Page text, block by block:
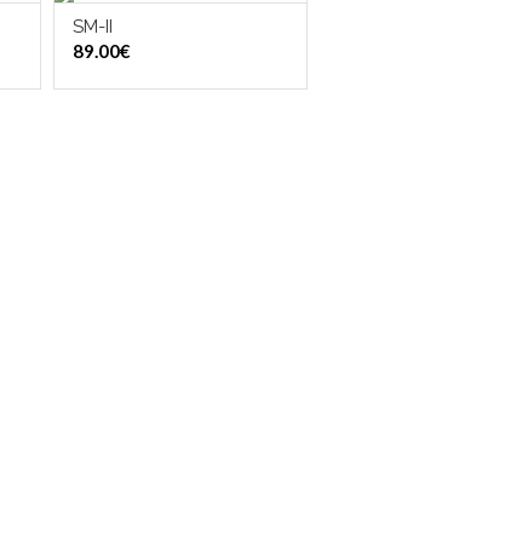
VALITSE VAIHTOEHDOISTA
SM-II
89.00€